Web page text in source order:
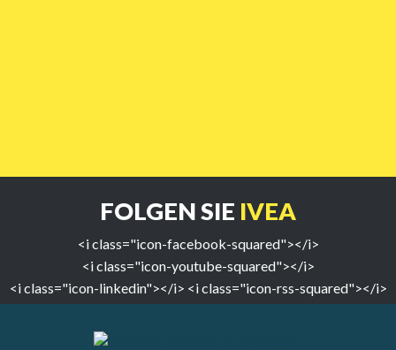
FOLGEN SIE IVEA
<i class="icon-facebook-squared"></i>
<i class="icon-youtube-squared"></i>
<i class="icon-linkedin"></i> <i class="icon-rss-squared"></i>